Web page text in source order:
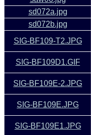
sd072a.jpg
sd072b.jpg
SIG-BF109-T2.JPG
SIG-BF109D1.GIF
SIG-BF109E-2.JPG
SIG-BF109E.JPG
SIG-BF109E1.JPG